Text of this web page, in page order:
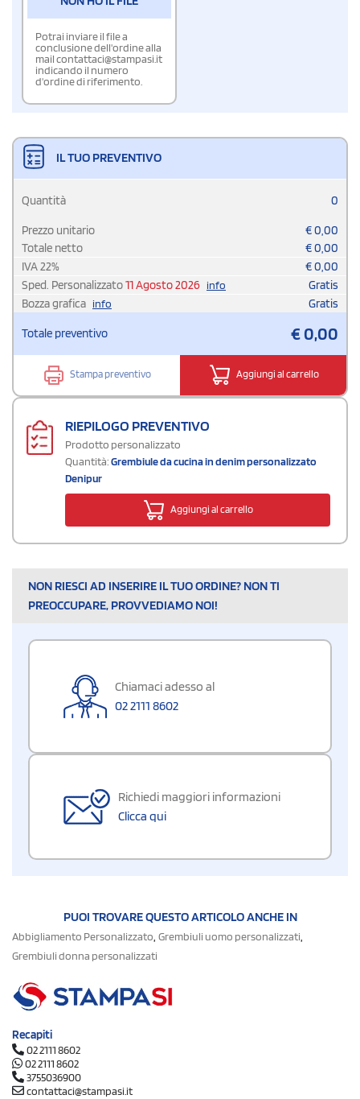
Potrai inviare il file a
conclusione dell'ordine alla
mail contattaci@stampasi.it
indicando il numero
d'ordine di riferimento.
IL TUO PREVENTIVO
Quantità 0
Prezzo unitario €0,00
Totale netto
€0,00
IVA22% €0,00
Sped. Personalizzato11 Agosto 2026 info
Gratis
Bozza grafica info Gratis
Totale preventivo €0,00
Stampa preventivo Aggiungi al carrello
RIEPILOGO PREVENTIVO
Prodotto personalizzato
Quantità:Grembiule da cucina in denim personalizzato
Denipur
Aggiungi al carrello
NON RIESCI AD INSERIRE IL TUO ORDINE? NON TI
PREOCCUPARE, PROVVEDIAMO NOI!
Chiamaci adesso al
02 2111 8602
Richiedi maggiori informazioni
Clicca qui
PUOI TROVARE QUESTO ARTICOLO ANCHE IN
Abbigliamento Personalizzato, Grembiuli uomo personalizzati,
Grembiuli donna personalizzati
Recapiti
02 2111 8602
02 2111 8602
3755036900
contattaci@stampasi.it